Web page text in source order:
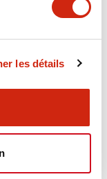
les détails